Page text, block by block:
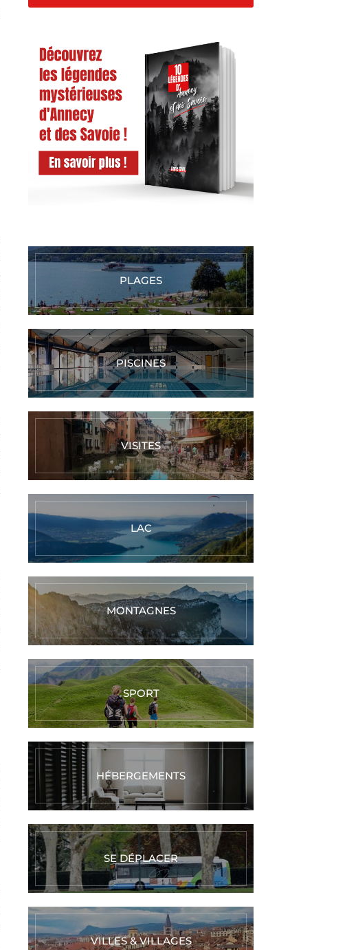
PLAGES
PISCINES
VISITES
LAC
MONTAGNES
SPORT
HÉBERGEMENTS
SE DÉPLACER
VILLES & VILLAGES